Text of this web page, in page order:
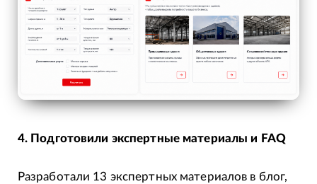
4. Подготовили экспертные материалы и FAQ
Разработали 13 экспертных материалов в блог,